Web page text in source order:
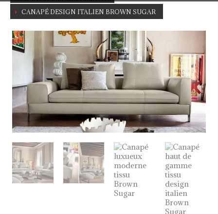
CANAPÉ DESIGN ITALIEN BROWN SUGAR
Canapé de luxe design italien
de Mauro Lipparini